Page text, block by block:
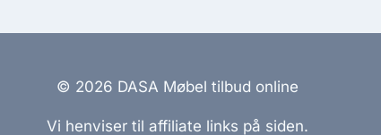
© 2026 DASA Møbel tilbud online
Vi henviser til affiliate links på siden.